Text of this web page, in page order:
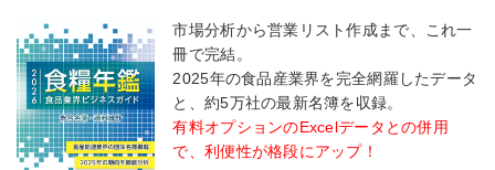
市場分析から営業リスト作成まで、これ一
冊で完結。
2025年の食品産業界を完全網羅したデータ
と、約5万社の最新名簿を収録。
有料オプションのExcelデータとの併用
で、利便性が格段にアップ！